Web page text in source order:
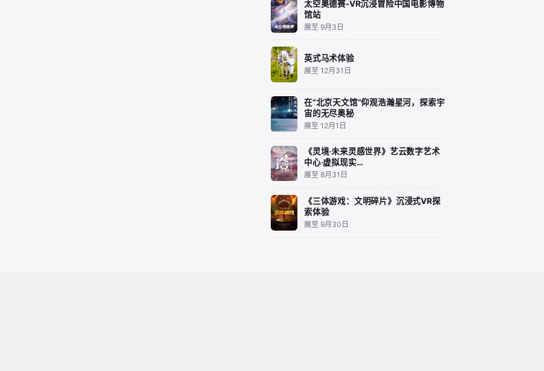
太空奥德赛-VR沉浸冒险中国电影博物
馆站
展至 9月3日
英式马术体验
展至 12月31日
在“北京天文馆”仰观浩瀚星河，探索宇
宙的无尽奥秘
展至 12月1日
《灵境·未来灵感世界》艺云数字艺术
中心·虚拟现实…
展至 8月31日
《三体游戏：文明碎片》沉浸式VR探
索体验
展至 9月30日